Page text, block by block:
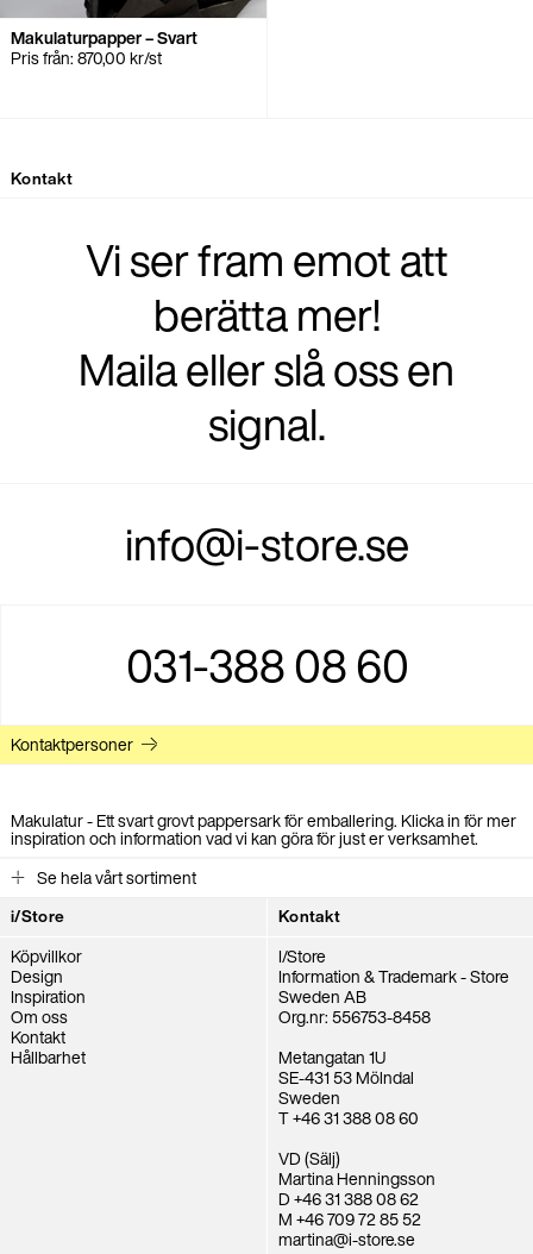
Makulaturpapper – Svart
Pris från:870,00kr/st
Kontakt
Vi ser fram emot att
berätta mer!
Maila eller slå oss en
signal.
info@i-store.se
031-388 08 60
Kontaktpersoner
Makulatur - Ett svart grovt pappersark för emballering. Klicka in för mer
inspiration och information vad vi kan göra för just er verksamhet.
Se hela vårt sortiment
i/Store
Köpvillkor
Design
Inspiration
Om oss
Kontakt
Hållbarhet
Kontakt
I/Store
Information & Trademark - Store
Sweden AB
Org.nr: 556753-8458
Metangatan 1U
SE-431 53 Mölndal
Sweden
T +46 31 388 08 60
VD (Sälj)
Martina Henningsson
D +46 31 388 08 62
M +46 709 72 85 52
martina@i-store.se